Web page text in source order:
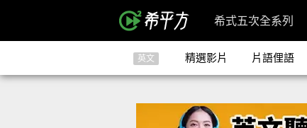
希式五次全系列
英文 精選影片 片語俚語